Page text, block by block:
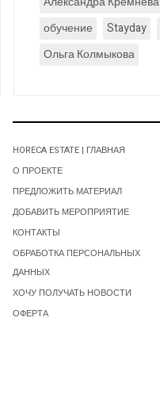
обучение
Stayday
Ольга Колмыкова
HORECA ESTATE | ГЛАВНАЯ
О ПРОЕКТЕ
ПРЕДЛОЖИТЬ МАТЕРИАЛ
ДОБАВИТЬ МЕРОПРИЯТИЕ
КОНТАКТЫ
ОБРАБОТКА ПЕРСОНАЛЬНЫХ
ДАННЫХ
ХОЧУ ПОЛУЧАТЬ НОВОСТИ
ОФЕРТА